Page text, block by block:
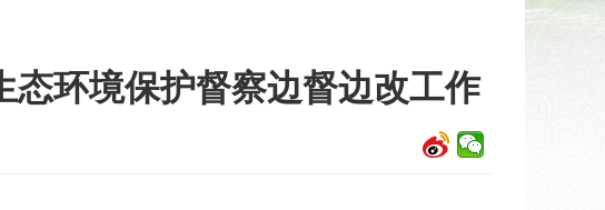
环境保护督察边督边改工作